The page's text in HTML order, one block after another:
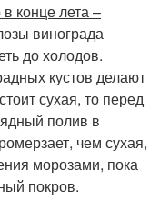
конце лета –
винограда
до холодов.
кустов делают
сухая, то перед
полив в
чем сухая,
морозами, пока
покров.